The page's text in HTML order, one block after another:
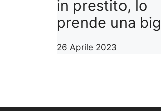
in prestito, lo
prende una big
26 Aprile 2023